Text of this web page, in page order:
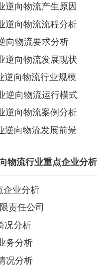
逆向物流产生原因
逆向物流流程分析
向物流要求分析
逆向物流发展现状
逆向物流行业规模
逆向物流运行模式
逆向物流案例分析
逆向物流发展前景
物流行业重点企业分析
企业分析
责任公司
况分析
务分析
况分析